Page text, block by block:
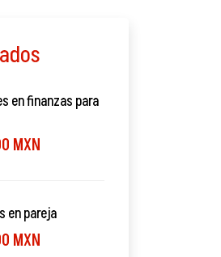
en finanzas para
MXN
en pareja
MXN